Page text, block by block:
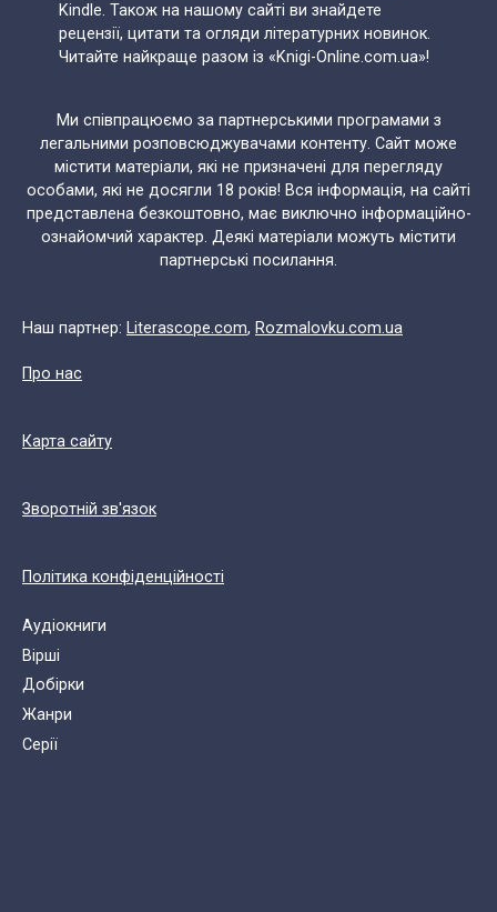
Kindle. Також на нашому сайті ви знайдете
рецензії, цитати та огляди літературних новинок.
Читайте найкраще разом із «Knigi-Online.com.ua»!
Ми співпрацюємо за партнерськими програмами з
легальними розповсюджувачами контенту. Сайт може
містити матеріали, які не призначені для перегляду
особами, які не досягли 18 років! Вся інформація, на сайті
представлена безкоштовно, має виключно інформаційно-
ознайомчий характер. Деякі матеріали можуть містити
партнерські посилання.
Наш партнер: Literascope.com, Rozmalovku.com.ua
Про нас
Карта сайту
Зворотній зв'язок
Політика конфіденційності
Аудіокниги
Вірші
Добірки
Жанри
Cерії